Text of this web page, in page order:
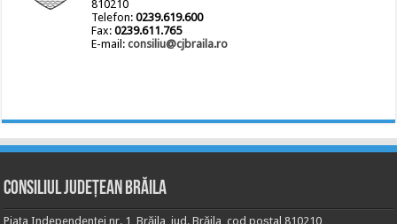
810210
Telefon:0239.619.600
Fax:0239.611.765
E-mail:consiliu@cjbraila.ro
Consiliul Județean Brăila
Piața Independenței nr. 1, Brăila, jud. Brăila, cod poștal 810210